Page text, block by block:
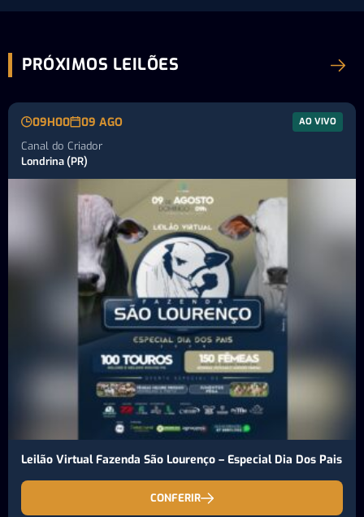
PRÓXIMOS LEILÕES
09H00 09 AGO AO VIVO
Canal do Criador
Londrina (PR)
Leilão Virtual Fazenda São Lourenço – Especial Dia Dos Pais
CONFERIR